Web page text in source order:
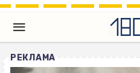
РЕКЛАМА